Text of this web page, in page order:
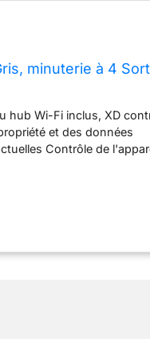
minuterie à 4
hub Wi-Fi inclus, XD
et des données
Contrôle de
intempéries : XD est
rend parfait pour vivre à
long de l'été Tolérant à
dans votre région
personnaliser les